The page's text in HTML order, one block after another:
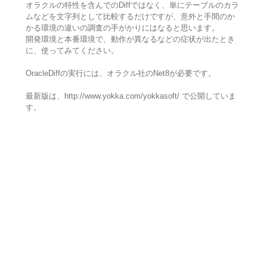
オラクルの特性を含んでのDiffではなく、単にテーブルのカラ
ムなどを文字列として比較するだけですが、意外と手間のか
かる環境の違いの調査の手がかりにはなると思います。
開発環境と本番環境で、動作が異なるなどの症状が出たとき
に、使ってみてください。
OracleDiffの実行には、オラクル社のNet8が必要です。
最新版は、http://www.yokka.com/yokkasoft/ で公開していま
す。